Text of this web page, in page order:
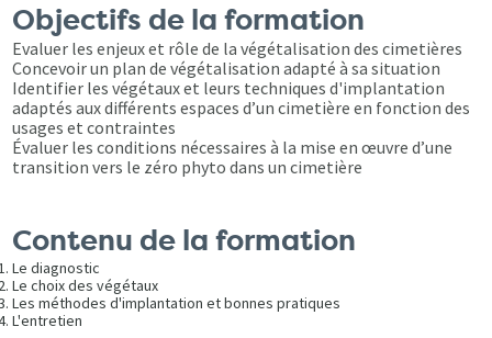
Objectifs de la formation
Evaluer les enjeux et rôle de la végétalisation des cimetières
Concevoir un plan de végétalisation adapté à sa situation
Identifier les végétaux et leurs techniques d'implantation
adaptés aux différents espaces d’un cimetière en fonction des
usages et contraintes
Évaluer les conditions nécessaires à la mise en œuvre d’une
transition vers le zéro phyto dans un cimetière
Contenu de la formation
Le diagnostic
Le choix des végétaux
Les méthodes d'implantation et bonnes pratiques
L'entretien